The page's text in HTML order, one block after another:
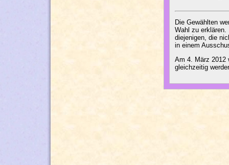
Die Gewählten
Wahl zu erklären.
diejenigen, die
in einem
Am 4. März 2012
gleichzeitig